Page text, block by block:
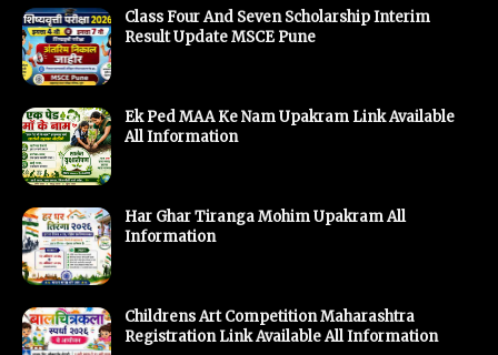
Class Four And Seven Scholarship Interim
Result Update MSCE Pune
Ek Ped MAA Ke Nam Upakram Link Available
All Information
Har Ghar Tiranga Mohim Upakram All
Information
Childrens Art Competition Maharashtra
Registration Link Available All Information